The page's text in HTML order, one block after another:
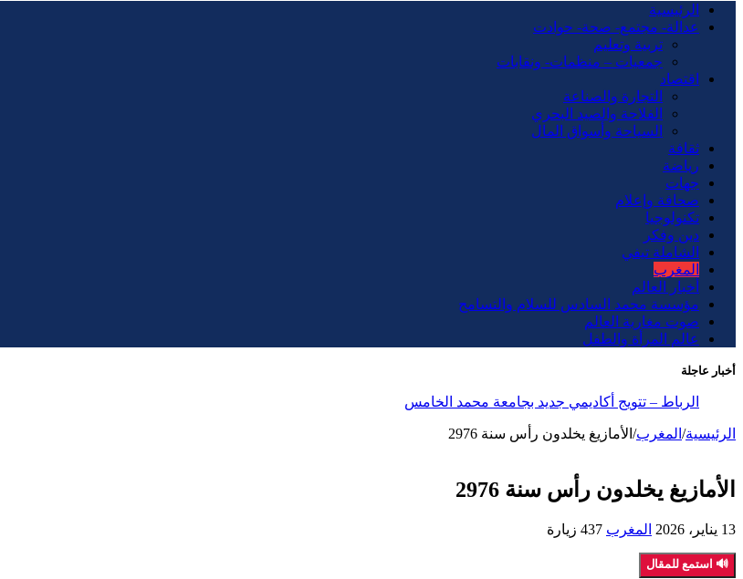
الرئيسية
عدالة- مجتمع- صحة- حوادت
تربية وتعليم
جمعيات – منظمات- ونقابات
اقتصاد
التجارة والصناعة
الفلاحة والصيد البحري
السياحة وأسواق المال
ثقافة
رياضة
جهات
صحافة وإعلام
تكنولوجيا
دين وفكر
الشاملة تيفي
المغرب
أخبار العالم
مؤسسة محمد السادس للسلام والتسامح
صوت مغاربة العالم
عالم المرأة والطفل
أخبار عاجلة
الرباط – تتويج أكاديمي جديد بجامعة محمد الخامس
الرئيسية/ المغرب/ الأمازيغ يخلدون رأس سنة 2976
الأمازيغ يخلدون رأس سنة 2976
13 يناير، 2026 المغرب 437 زيارة
🔊 استمع للمقال